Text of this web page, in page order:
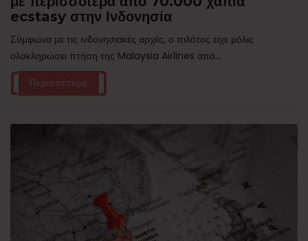
ecstasy στην Ινδονησία
Σύμφωνα με τις ινδονησιακές αρχές, ο πιλότος είχε μόλις
ολοκληρώσει πτήση της Malaysia Airlines από...
Περισσότερα